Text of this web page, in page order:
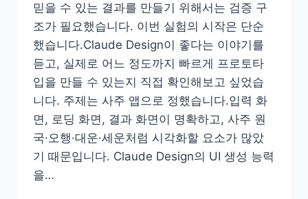
믿을 수 있는 결과를 만들기 위해서는 검증 구
조가 필요했습니다. 이번 실험의 시작은 단순
했습니다.Claude Design이 좋다는 이야기를
듣고, 실제로 어느 정도까지 빠르게 프로토타
입을 만들 수 있는지 직접 확인해보고 싶었습
니다. 주제는 사주 앱으로 정했습니다.입력 화
면, 로딩 화면, 결과 화면이 명확하고, 사주 원
국·오행·대운·세운처럼 시각화할 요소가 많았
기 때문입니다. Claude Design의 UI 생성 능력
을…